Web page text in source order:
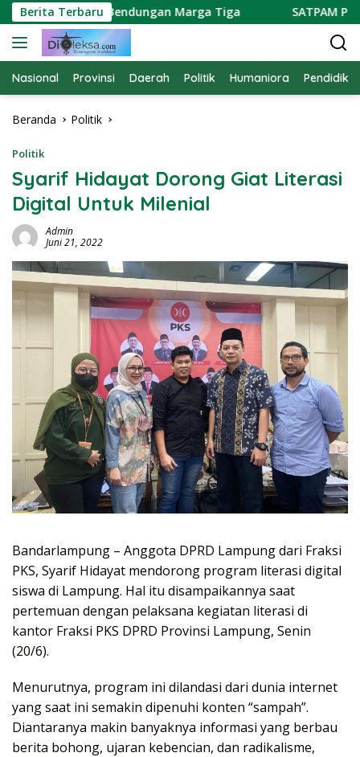
Langsung
ke
konten
Berita Terbaru
Kapasitas Bendungan Marga Tiga SATPAM PTPN
Nasional Provinsi Daerah Politik Humaniora
Beranda Politik
Politik
Syarif Hidayat Dorong Giat Literasi
Digital Untuk Milenial
Admin
Juni 21, 2022
Bandarlampung – Anggota DPRD Lampung dari Fraksi
PKS, Syarif Hidayat mendorong program literasi digital
siswa di Lampung. Hal itu disampaikannya saat
pertemuan dengan pelaksana kegiatan literasi di
kantor Fraksi PKS DPRD Provinsi Lampung, Senin
(20/6).
Menurutnya, program ini dilandasi dari dunia internet
yang saat ini semakin dipenuhi konten “sampah”.
Diantaranya makin banyaknya informasi yang berbau
berita bohong, ujaran kebencian, dan radikalisme,